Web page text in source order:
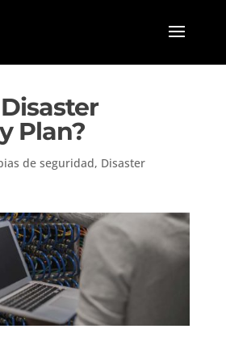
Plan?
de seguridad, Disaster